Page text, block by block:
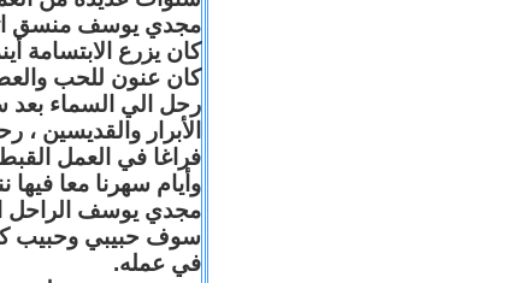
مجدي يوسف منسق
كان يزرع الابتسامة
كان عنون للحب
رحل الي السماء
الأبرار والقديسين
فراغا في العمل
وأيام سهرنا معا
مجدي يوسف الراحل
سوف حبيبي وحبيب
في عمله.